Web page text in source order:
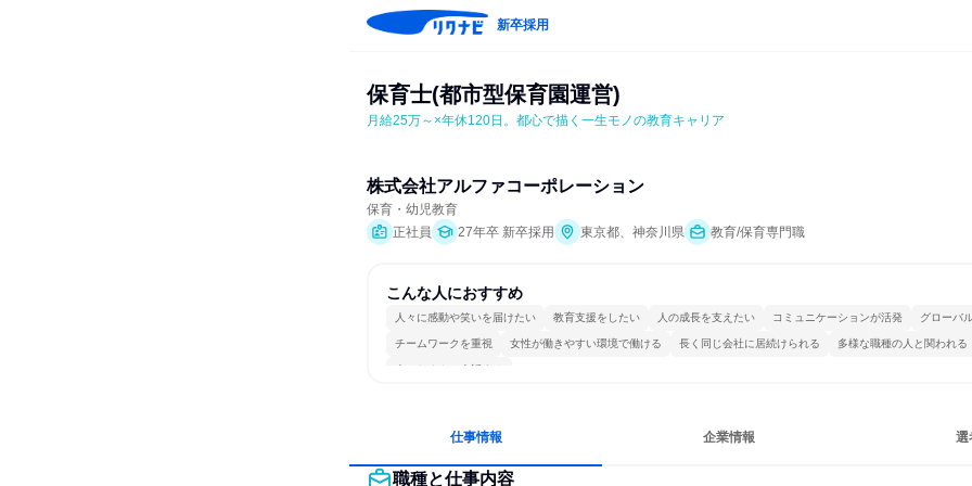
新卒採用
保育士(都市型保育園運営)
月給25万～×年休120日。都心で描く一生モノの教育キャリア
株式会社アルファコーポレーション
保育・幼児教育
正社員
27年卒 新卒採用 東京都、神奈川県 教育/保育専門職
こんな人におすすめ
人々に感動や笑いを届けたい 教育支援をしたい 人の成長を支えたい コミュニケーションが活発 グローバ
チームワークを重視 女性が働きやすい環境で働ける 長く同じ会社に居続けられる 多様な職種の人と関われる
人とたくさん会話する
仕事情報 企業情報 選
職種と仕事内容